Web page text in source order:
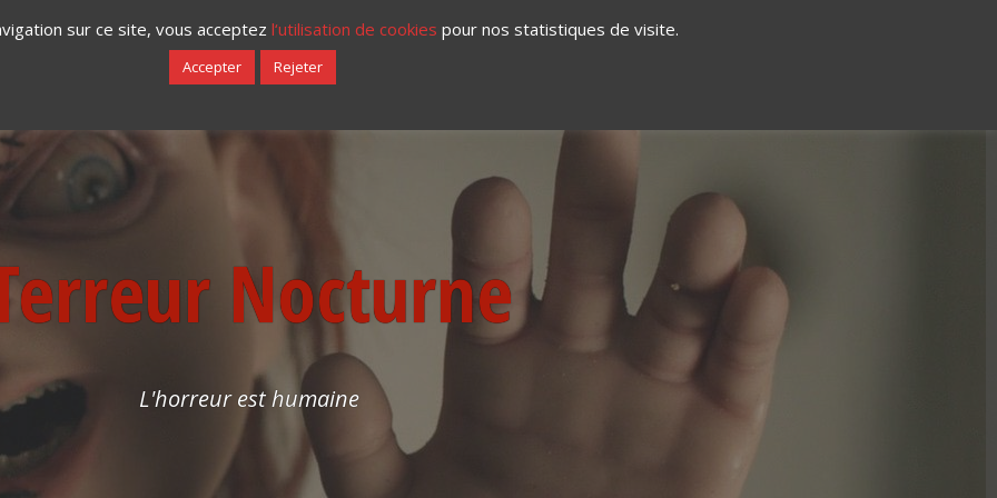
LITTÉRATURE FESTIVALS IDÉES DE FILMS À VOIR PAROLE D’HORREUR À PROPOS
Nocturne
L'horreur est humaine
sur ce site, vous acceptez l‘utilisation de cookies pour nos statistiques de visite.
Accepter Rejeter